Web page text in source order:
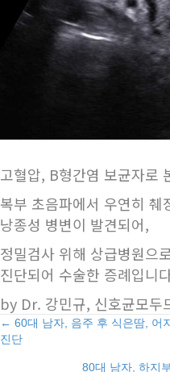
고혈압, B형간염 보균자로
복부 초음파에서 우연히
낭종성 병변이 발견되어,
정밀검사 위해 상급병원으
진단되어 수술한 증례입니
by Dr. 강민규, 신호균모두
Posts
navigation
← 60대 남자, 음주 후 식은땀, 어
진단
80대 남자, 하지